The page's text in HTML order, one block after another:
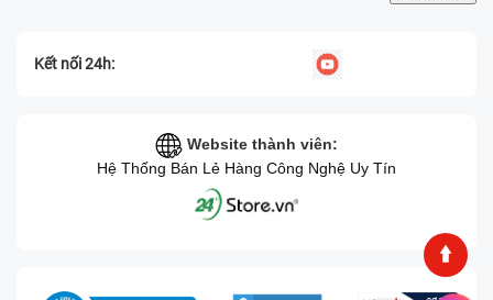
Kết nối 24h:
Website thành viên:
Hệ Thống Bán Lẻ Hàng Công Nghệ Uy Tín